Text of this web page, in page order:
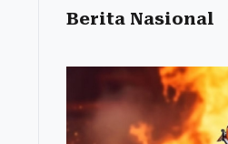
Berita Nasional